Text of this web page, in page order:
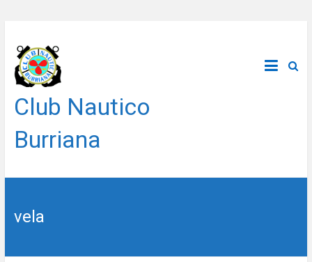
contenido
Club Nautico
Burriana
vela